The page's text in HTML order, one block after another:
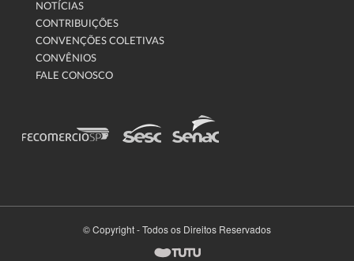
NOTÍCIAS
CONTRIBUIÇÕES
CONVENÇÕES COLETIVAS
CONVÊNIOS
FALE CONOSCO
© Copyright - Todos os Direitos Reservados